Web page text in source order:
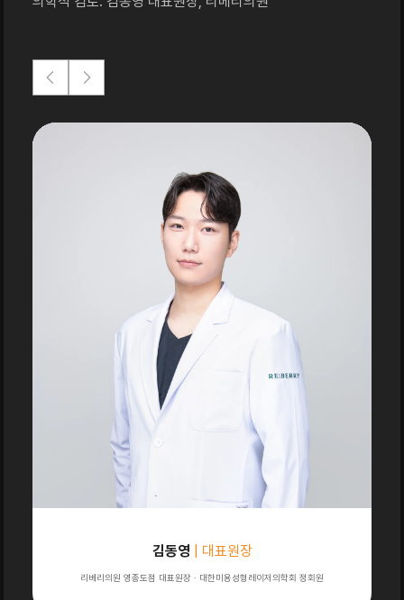
김동영 | 대표원장
리베리의원 영종도점 대표원장 · 대한미용성형레이저의학회 정회원